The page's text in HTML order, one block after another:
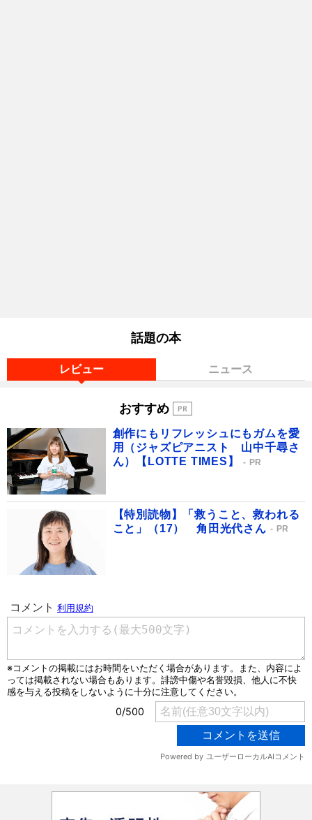
話題の本
レビュー ニュース
おすすめ
創作にもリフレッシュにもガムを愛
用（ジャズピアニスト 山中千尋さ
ん）【LOTTE TIMES】
PR
【特別読物】「救うこと、救われる
こと」（17） 角田光代さん
PR